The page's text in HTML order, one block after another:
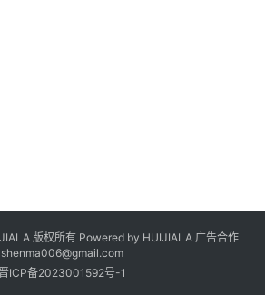
版权所有 Powered by HUIJIALA 广告合作
shenma006@gmail.com
ICP备2023001592号-1